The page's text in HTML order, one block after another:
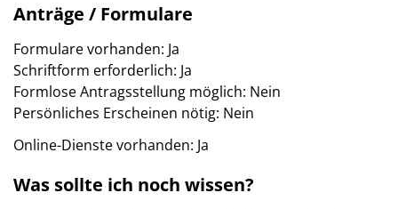
Anträge / Formulare
Formulare vorhanden: Ja
Schriftform erforderlich: Ja
Formlose Antragsstellung möglich: Nein
Persönliches Erscheinen nötig: Nein
Online-Dienste vorhanden: Ja
Was sollte ich noch wissen?